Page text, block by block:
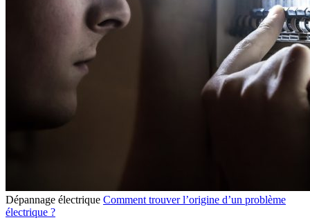
Dépannage électrique Comment trouver l’origine d’un problème
électrique ?